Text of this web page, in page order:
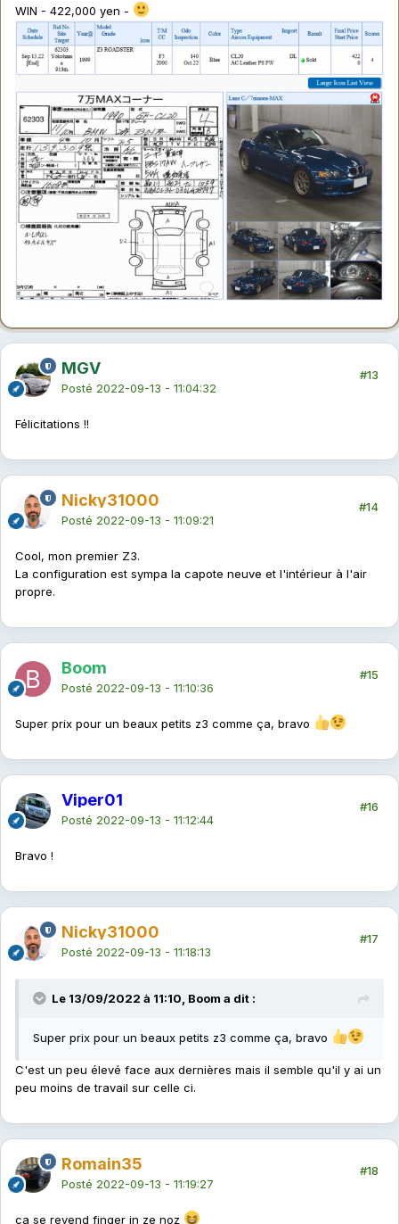
WIN - 422,000 yen -
MGV
Posté 2022-09-13 - 11:04:32
#13
Félicitations !!
Nicky31000
Posté 2022-09-13 - 11:09:21
#14
Cool, mon premier Z3.
La configuration est sympa la capote neuve et l'intérieur à l'air
propre.
Boom
Posté 2022-09-13 - 11:10:36
#15
Super prix pour un beaux petits z3 comme ça, bravo
Viper01
Posté 2022-09-13 - 11:12:44
#16
Bravo !
Nicky31000
Posté 2022-09-13 - 11:18:13
#17
Le 13/09/2022 à 11:10, Boom a dit :
Super prix pour un beaux petits z3 comme ça, bravo
C'est un peu élevé face aux dernières mais il semble qu'il y ai un
peu moins de travail sur celle ci.
Romain35
Posté 2022-09-13 - 11:19:27
#18
ca se revend finger in ze noz